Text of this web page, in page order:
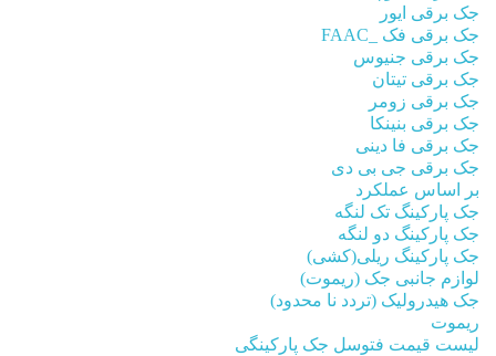
جک برقی ایور
جک برقی فک _FAAC
جک برقی جنیوس
جک برقی تیتان
جک برقی زومر
جک برقی بنینکا
جک برقی فا دینی
جک برقی جی بی دی
بر اساس عملکرد
جک پارکینگ تک لنگه
جک پارکینگ دو لنگه
جک پارکینگ ریلی(کشی)
لوازم جانبی جک (ریموت)
جک هیدرولیک (تردد نا محدود)
ریموت
لیست قیمت فتوسل جک پارکینگی